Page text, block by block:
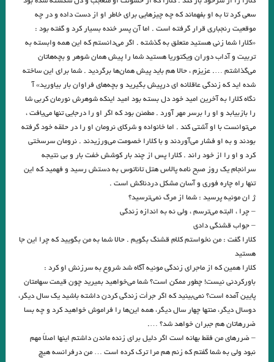
خواست تنهایی ما را به رخ ما بــکشد، تنه‌ای بر در این خانه‌ی تنها زد و رفت‌/
هوشنگ_ابتهاج
دوستان ! شرح پریشانی من گوش کنید…گفت و گوی من و حیرانی من گوش
کنید
گفتگوي کفر و دین آخر به یک جا می کشد ،خواب یک خواب است و باشد مختلف
تعبیرها/صائب تبریزی
.نگاهی به داستان «ِاِولین» اثر جیمز جویس / شیوا شکوری
. ولفگانگ بورشرت/ این قهوه بی مزه است!
. نقد و بررسی فارسی شکر است»، به قلمِ محمدعلیِ جمال‌زاده
, اِولین اثر: جیمز جویس
.شاعری از یاد رفته ✍ ولادیمیر ناباکوف مترجم: بهمن خسروی
آن طرف سیم خاردار. میترا داور
.انتقام و انگیزه های آن در شاهنامۀ فردوسی و ایلیاد و اودیسۀ هومر / مریم
محمد زاده
اختر ما نیست در دور قمر, لاجرم فوق ثریا می رویم…ما از آن جا و از این جا
سعی کرد تا به او بفهماند که چه چیزهایی برای خاطر او از دست داده و در چه
موقعیت رنجباری قرار گرفته است . اما آن پسر خنده بسیار کرد و گفته بود :
«کلارا شما زنی هستید متعلق به گذشته . اگر می‌دانستم که این همه وابسته به
تربیت و آداب دوران ویکتوریا هستید شما را پیش همان شوهر و بچه‌هاتان
می‌گذاشتم …. عزیزم ، حالا هم باید پیش همان‌ها برگردید . شما برای این ساخته
شده اید که زندگی عاقلانه ای درپیش بگیرید و بچه‌های فراوان بار بیاورید» آ
نگاه کلارا به آخرین امید خود دل بسته بود امید اینکه شوهرش نورمان کربی شا
را بازبیابد و او را برسر مهر آورد . مطمئن بود که اگر او را درجایی تنها می‌یافت ،
می‌توانست با او آشتی کند . اما خانواده و شرکای نرومان او را در حلقه خود گرفته
بودند و به او فشار می‌آوردند و با کلارا خصومت می‌ورزیدند . نرومان سرسختی
کرد و او را از خود راند . کلارا پس از چند بار کوشش خفت بار و بی نتیجه
سرانجام یک روز صبح نامه پالاس هتل تاناتوس به دستش رسید و فهمید که این
تنها راه چاره فوری و آسان مشکل دردناکش است .
ژ ان مونیه پرسید : شما از مرگ نمی‌ترسید؟
– چرا ، البته می‌ترسم ، ولی نه به اندازه زندگی
– جواب قشنگی دادی
کلارا گفت : من نخواستم کلام قشنگ بگویم . حالا شما به من بگویید که چرا این جا
هستید
کلارا همین که از ماجرای زندگی مونیه آگاه شد شروع به سرزنش او کرد :
باورکردنی نیست! چطور ممکن است؟ شما می‌خواهید بمیرید چون قیمت سهامتان
پایین آمده است؟ نمی‌بینید که اگر جرأت زندگی کردن داشته باشید یک سال دیگر،
دوسال دیگر، منتها چهار سال دیگر، همه این‌ها را فراموش خواهید کرد و چه بسا
ضررهاتان هم جبران خواهد شد؟ ….
– ضررهای من فقط بهانه است اگر دلیل برای زنده ماندن داشتم اینها اصلاً مهم
نبود ولی به شما گفتم که زنم هم مرا ترک کرده است … من درفرانسه هیچ